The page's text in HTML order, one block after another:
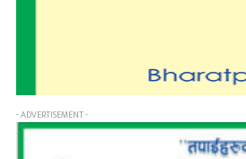
- ADVERTISEMENT -